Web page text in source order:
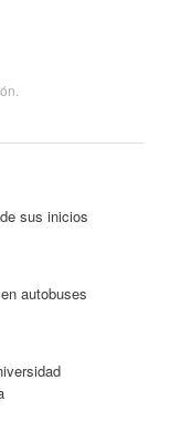
sus inicios
autobuses